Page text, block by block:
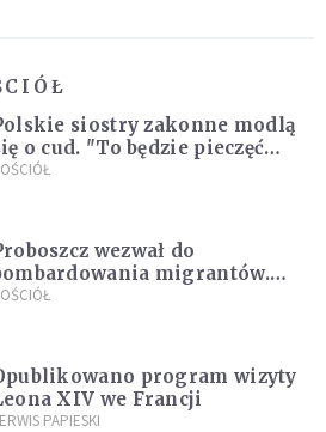
siostry zakonne modlą
o cud. "To będzie pieczęć
Boga dla naszej wiary"
wezwał do
migrantów.
ogień przeciwko
program wizyty
XIV we Francji
PAPIESKI